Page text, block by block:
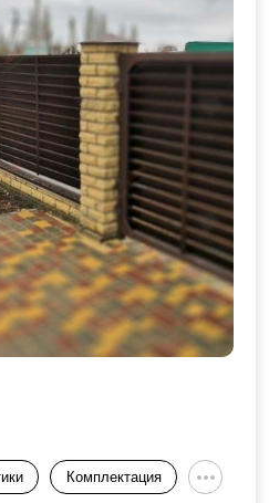
Комплектация